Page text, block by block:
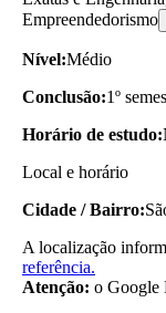
Empreendedorismo
Nível:Médio
Conclusão:1º
Horário de estudo:
Local e horário
Cidade / Bairro:
A localização
referência.
Atenção: o Google